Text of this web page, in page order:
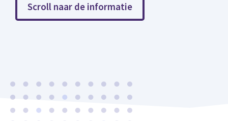
Scroll naar de informatie